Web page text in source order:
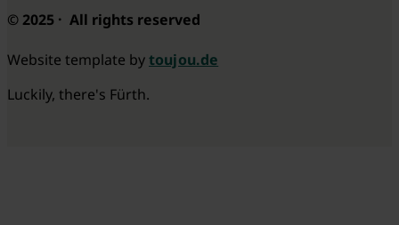
© 2025 · All rights reserved
Website template bytoujou.de
Luckily, there's Fürth.